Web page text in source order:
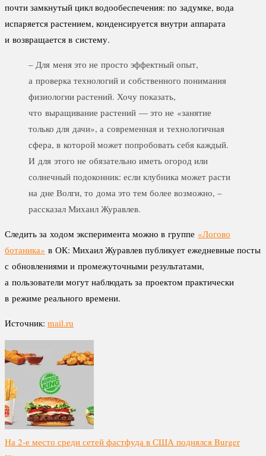
почти замкнутый цикл водообеспечения: по задумке, вода
испаряется растением, конденсируется внутри аппарата
и возвращается в систему.
– Для меня это не просто эффектный опыт,
а проверка технологий и собственного понимания
физиологии растений. Хочу показать,
что выращивание растений — это не «занятие
только для дачи», а современная и технологичная
сфера, в которой может попробовать себя каждый.
И для этого не обязательно иметь огород или
солнечный подоконник: если клубника может расти
на дне Волги, то дома это тем более возможно, –
рассказал Михаил Журавлев.
Следить за ходом эксперимента можно в группе «Логово
ботаника» в ОК: Михаил Журавлев публикует ежедневные посты
с обновлениями и промежуточными результатами,
а пользователи могут наблюдать за проектом практически
в режиме реального времени.
Источник: mail.ru
На 2-е место среди сетей фастфуда в США поднялся Burger